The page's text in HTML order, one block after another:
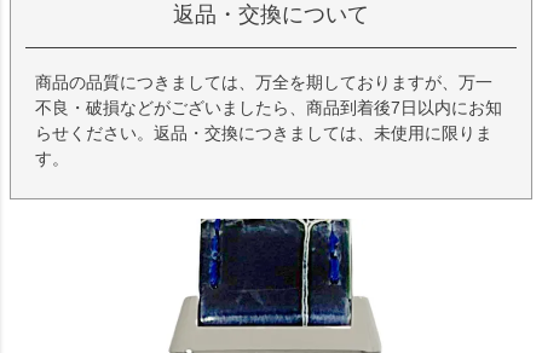
返品・交換について
商品の品質につきましては、万全を期しておりますが、万一
不良・破損などがございましたら、商品到着後7日以内にお知
らせください。返品・交換につきましては、未使用に限りま
す。